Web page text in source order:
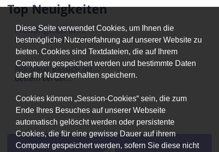
Diese Seite verwendet Cookies, um Ihnen die
bestmögliche Nutzererfahrung auf unserer Website zu
bieten. Cookies sind Textdateien, die auf Ihrem
Computer gespeichert werden und bestimmte Daten
über Ihr Nutzerverhalten speichern.
Cookies können „Session-Cookies“ sein, die zum
Ende Ihres Besuches auf unserer Webseite
automatisch gelöscht werden oder persistente
Cookies, die für eine gewisse Dauer auf ihrem
Computer gespeichert werden, sofern Sie diese nicht
Top Neuigkeiten
Frühlingsfest im...
Das EKiZ Völs ladet alle...
Nikolaus Besuch im...
Gestern bei der...